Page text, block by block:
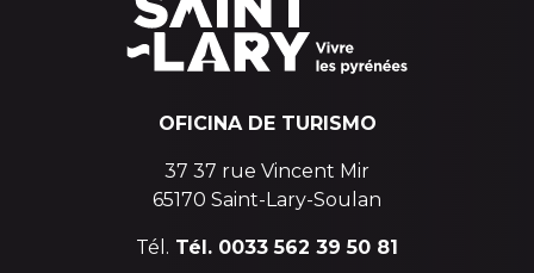
OFICINA DE TURISMO
37 37 rue Vincent Mir
65170 Saint-Lary-Soulan
Tél. Tél. 0033 562 39 50 81